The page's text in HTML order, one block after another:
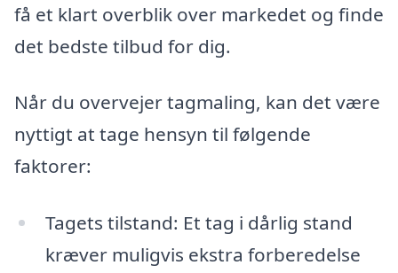
få et klart overblik over markedet og finde
det bedste tilbud for dig.
Når du overvejer tagmaling, kan det være
nyttigt at tage hensyn til følgende
faktorer:
Tagets tilstand: Et tag i dårlig stand
kræver muligvis ekstra forberedelse